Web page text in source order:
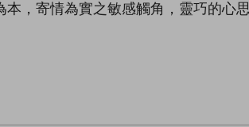
，寄情為實之敏感觸角，靈巧的心